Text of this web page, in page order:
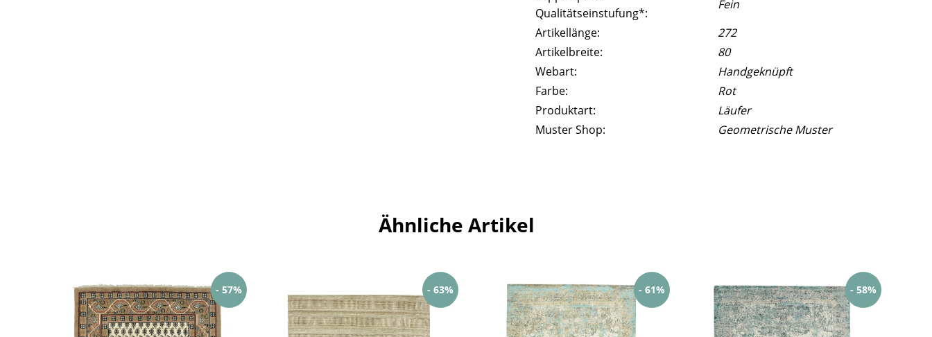
Qualitätseinstufung*:
Fein
Artikellänge:
272
Artikelbreite:
80
Webart:
Handgeknüpft
Farbe:
Rot
Produktart:
Läufer
Muster Shop:
Geometrische Muster
Ähnliche Artikel
- 57% - 63% - 61% - 58%